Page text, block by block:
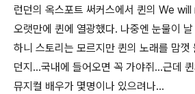
런던의 옥스포트 써커스에서 퀸의 We
오랫만에 퀸에 열광했다. 나중엔 눈물이
하니 스토리는 모르지만 퀸의 노래를 맘껏
던지...국내에 들어오면 꼭 가야쥐...근데
뮤지컬 배우가 몇명이나 있으려나...